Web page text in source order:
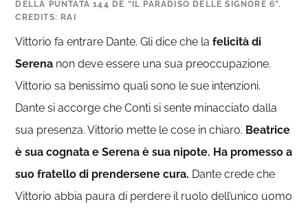
DELLA PUNTATA 144 DE “IL PARADISO DELLE SIGNORE 6”.
CREDITS: RAI
Vittorio fa entrare Dante. Gli dice che lafelicità di
Serena non deve essere una sua preoccupazione.
Vittorio sa benissimo quali sono le sue intenzioni.
Dante si accorge che Conti si sente minacciato dalla
sua presenza. Vittorio mette le cose in chiaro. Beatrice
è sua cognata e Serena è sua nipote. Ha promesso a
suo fratello di prendersene cura. Dante crede che
Vittorio abbia paura di perdere il ruolo dell’unico uomo